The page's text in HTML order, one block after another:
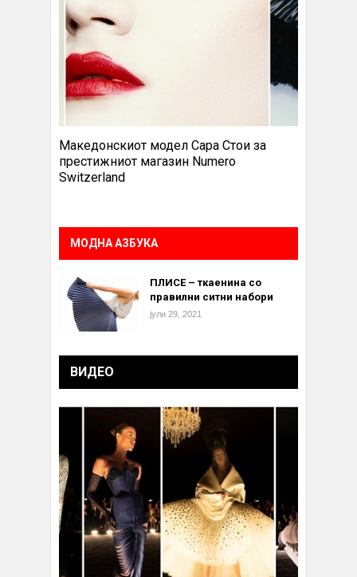
Македонскиот модел Сара Стои за
престижниот магазин Numero
Switzerland
МОДНА АЗБУКА
ПЛИСЕ – ткаенина со
правилни ситни набори
јули 29, 2021
ВИДЕО